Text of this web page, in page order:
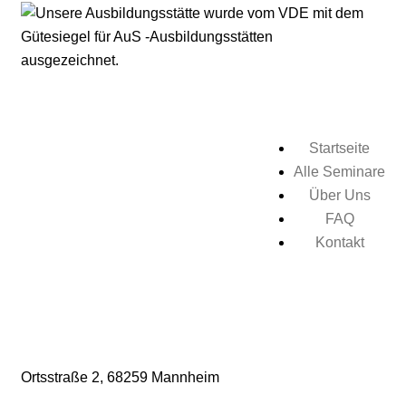
Startseite
Alle Seminare
Über Uns
FAQ
Kontakt
Ortsstraße 2, 68259 Mannheim